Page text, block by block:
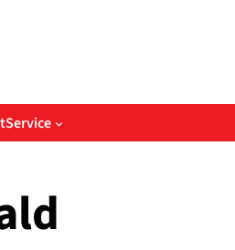
Service